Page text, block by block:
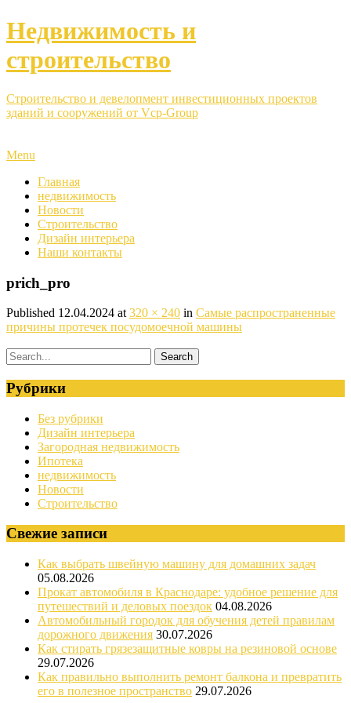
Недвижимость и
строительство
Строительство и девелопмент инвестиционных проектов
зданий и сооружений от Vcp-Group
Menu
Главная
недвижимость
Новости
Строительство
Дизайн интерьера
Наши контакты
prich_pro
Published 12.04.2024 at 320 × 240 in Самые распространенные
причины протечек посудомоечной машины
Рубрики
Без рубрики
Дизайн интерьера
Загородная недвижимость
Ипотека
недвижимость
Новости
Строительство
Свежие записи
Как выбрать швейную машину для домашних задач
05.08.2026
Прокат автомобиля в Краснодаре: удобное решение для
путешествий и деловых поездок 04.08.2026
Автомобильный городок для обучения детей правилам
дорожного движения 30.07.2026
Как стирать грязезащитные ковры на резиновой основе
29.07.2026
Как правильно выполнить ремонт балкона и превратить
его в полезное пространство 29.07.2026